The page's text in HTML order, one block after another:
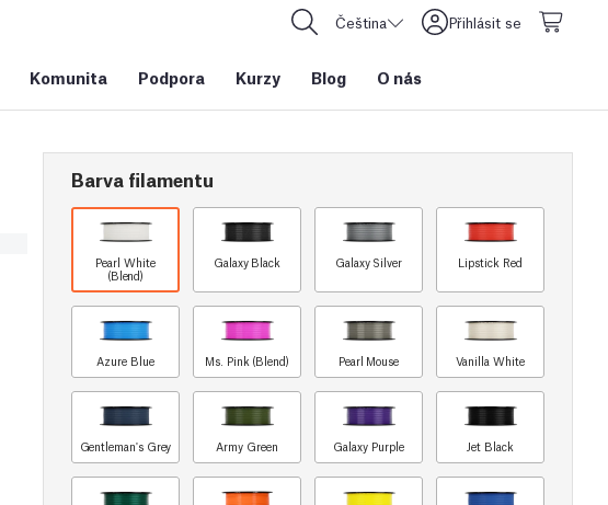
Čeština Přihlásit se
Komunita Podpora Kurzy Blog O nás
Barva filamentu
Pearl White
(Blend)
Galaxy Black Galaxy Silver Lipstick Red
Azure Blue Ms. Pink (Blend) Pearl Mouse Vanilla White
Gentleman's Grey Army Green Galaxy Purple Jet Black